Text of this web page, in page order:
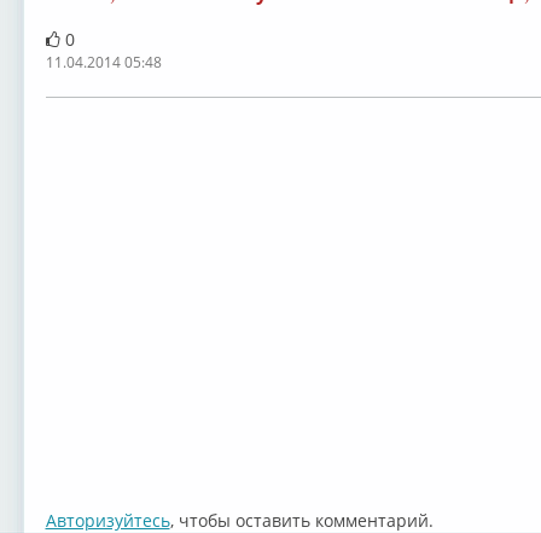
0
11.04.2014 05:48
Авторизуйтесь, чтобы оставить комментарий.